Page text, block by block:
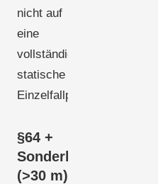
nicht auf
eine
vollständige
statische
Einzelfallprüfung.
§64 +
Sonderbau
(>30 m)